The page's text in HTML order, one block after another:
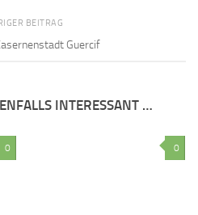
BEITRAG
Guercif
INTERESSANT …
0 0